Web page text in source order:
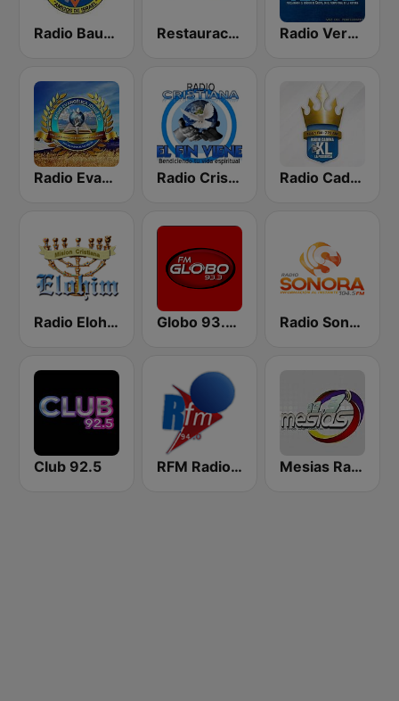
Radio Bautista Global 89.7 FM Restauración 100.5 FM Radio Verdad 95.7 FM
Radio Evangélica Josué Radio Cristiana El Fin Viene Radio Cadena YSKL La Poderosa
Radio Elohim Globo 93.3 FM Radio Sonora 104.5 FM
Club 92.5 RFM Radio Futurs Medias 94.0 FM Mesias Radio 99.3 FM